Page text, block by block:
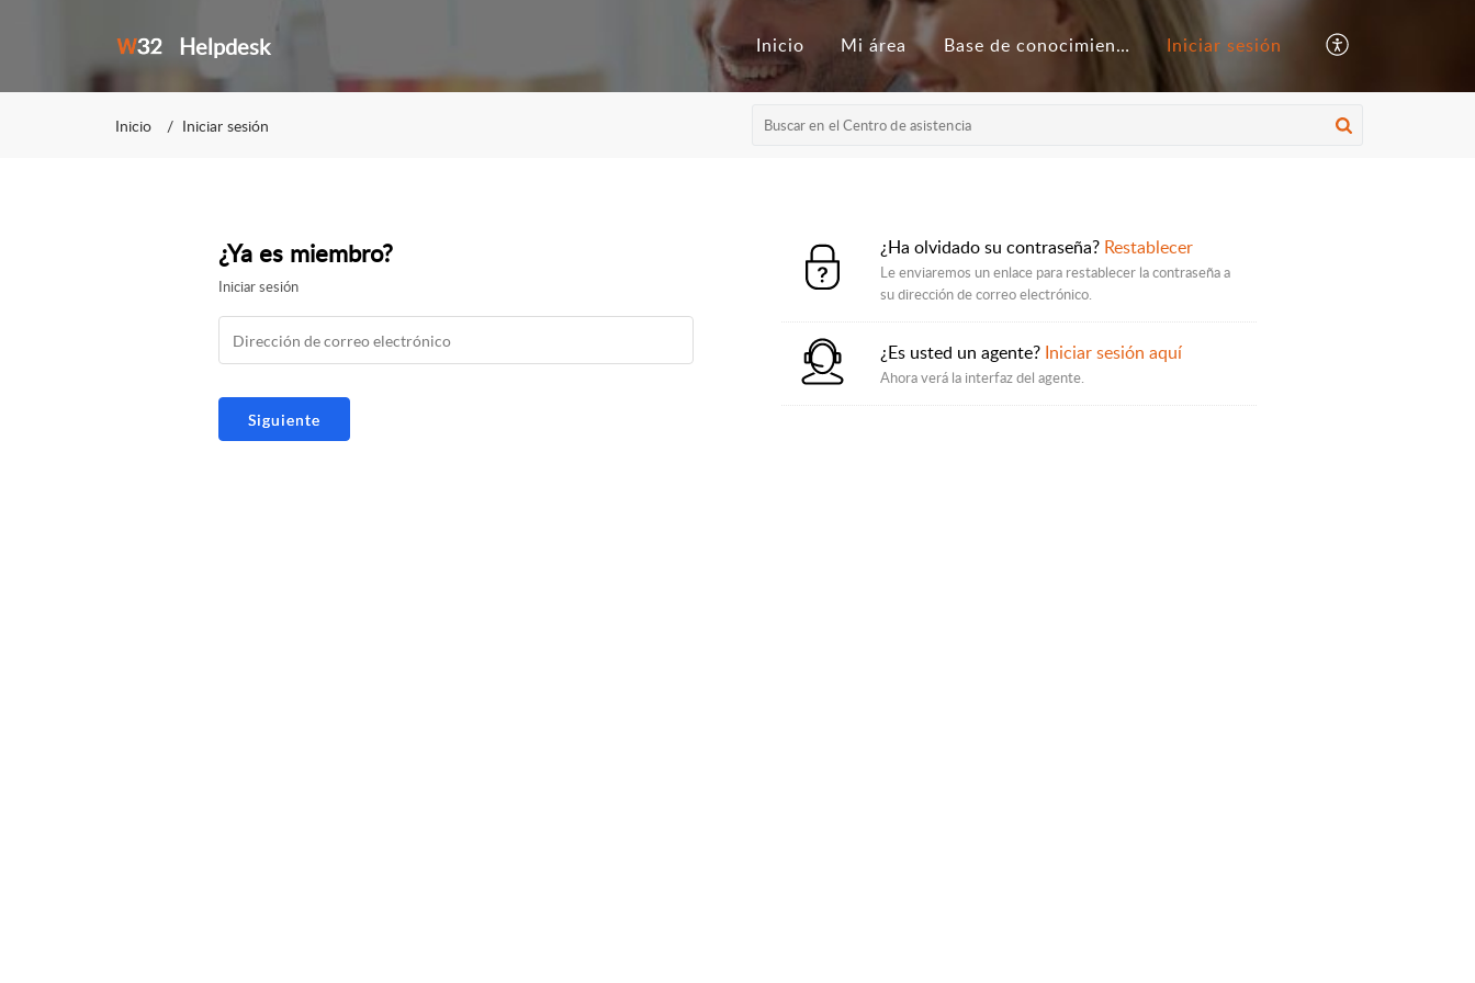
Helpdesk Inicio Mi área Base de conocimientos Iniciar sesión
Inicio Iniciar sesión
¿Ya es miembro?
Iniciar sesión
¿Ha olvidado su contraseña? Restablecer
Le enviaremos un enlace para restablecer la contraseña a
su dirección de correo electrónico.
¿Es usted un agente? Iniciar sesión aquí
Ahora verá la interfaz del agente.